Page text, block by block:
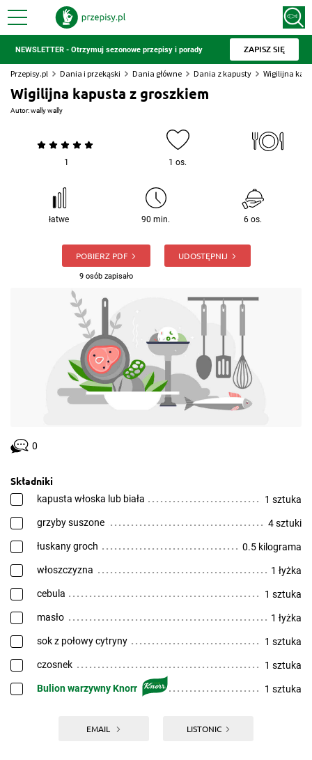
NEWSLETTER - Otrzymuj sezonowe przepisy i porady ZAPISZ SIĘ
Przepisy.pl Dania i przekąski Dania główne Dania z kapusty Wigilijna
Wigilijna kapusta z groszkiem
Autor:wally wally
1 1 os.
łatwe 90 min. 6 os.
POBIERZ PDF
9 osób zapisało
UDOSTĘPNIJ
0
Składniki
kapusta włoska lub biała 1 sztuka
grzyby suszone 4 sztuki
łuskany groch 0.5 kilograma
włoszczyzna 1 łyżka
cebula 1 sztuka
masło 1 łyżka
sok z połowy cytryny 1 sztuka
czosnek 1 sztuka
Bulion warzywny Knorr 1 sztuka
EMAIL LISTONIC